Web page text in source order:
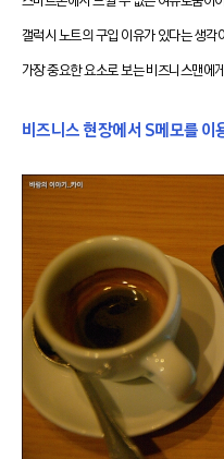
갤럭시 노트의 구입 이유가 있다는 생
가장 중요한 요소로 보는 비즈니스맨에
비즈니스 현장에서 S메모를 이